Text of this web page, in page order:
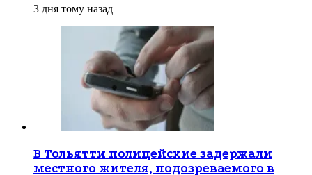
3 дня тому назад
В Тольятти полицейские задержали
местного жителя, подозреваемого в